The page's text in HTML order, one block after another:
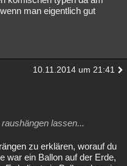
man eigentlich gut
10.11.2014 um 21:41
lassen...
zu erklären, worauf du
war ein Ballon auf der Erde,